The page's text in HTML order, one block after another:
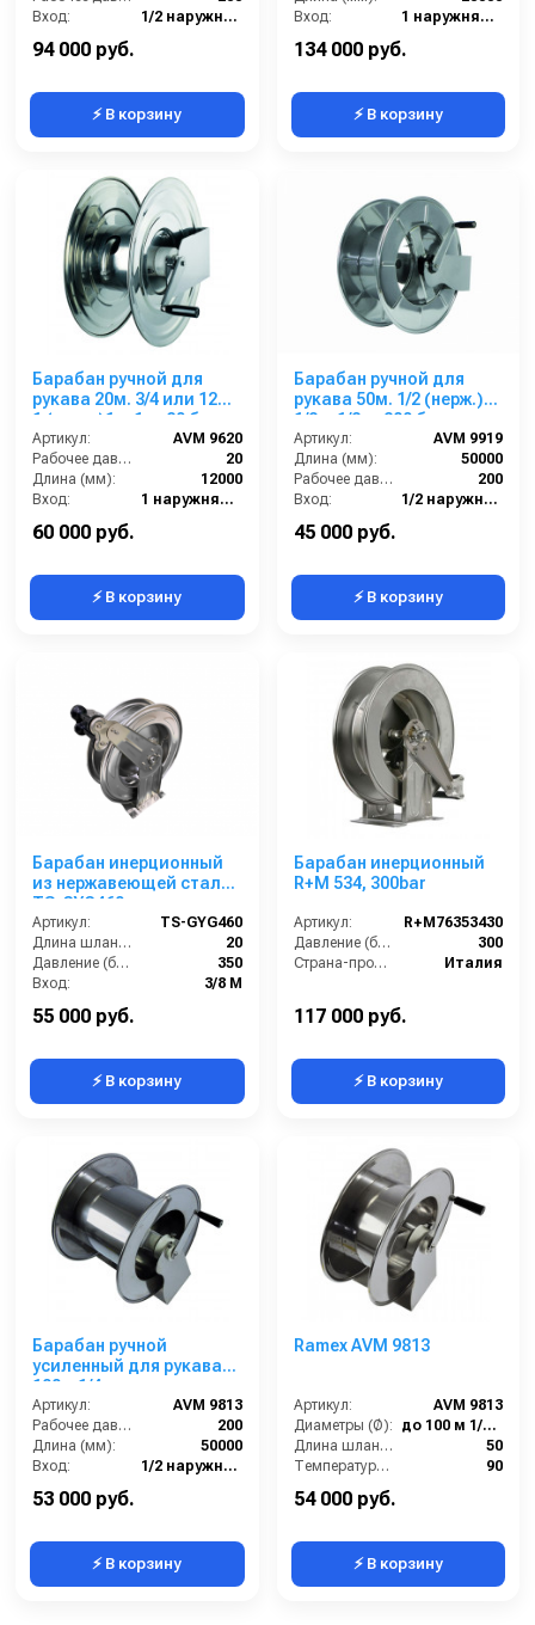
Вход:
1/2 наружняя резьба
94 000 руб.
⚡ В корзину
Вход:
1 наружняя резьба
134 000 руб.
⚡ В корзину
Барабан ручной для
рукава 20м. 3/4 или 12м.
1 (нерж.)1ш.1ш. 20 бар
Артикул:
AVM 9620
Рабочее давление (бар):
20
Длина (мм):
12000
Вход:
1 наружняя резьба
60 000 руб.
⚡ В корзину
Барабан ручной для
рукава 50м. 1/2 (нерж.)
1/2ш.1/2ш. 200 бар
Артикул:
AVM 9919
Длина (мм):
50000
Рабочее давление (бар):
200
Вход:
1/2 наружняя резьба
45 000 руб.
⚡ В корзину
Барабан инерционный
из нержавеющей стали
TS-GYG460
Артикул:
TS-GYG460
Длина шланга (м):
20
Давление (бар):
350
Вход:
3/8 М
55 000 руб.
⚡ В корзину
Барабан инерционный
R+M 534, 300bar
Артикул:
R+M76353430
Давление (бар):
300
Страна-производитель:
Италия
117 000 руб.
⚡ В корзину
Барабан ручной
усиленный для рукава
100м 1/4 или
50м.1/2(нерж.)1/2ш.1/2ш.
200 бар
Артикул:
AVM 9813
Рабочее давление (бар):
200
Длина (мм):
50000
Вход:
1/2 наружняя резьба
53 000 руб.
⚡ В корзину
Ramex AVM 9813
Артикул:
AVM 9813
Диаметры (Ø):
до 100 м 1/4", 70 м 3/8", 50 м 1/2"
Длина шланга ВД (м):
50
Температура (°C):
90
Рабочее давление (бар):
54 000 руб.
⚡ В корзину